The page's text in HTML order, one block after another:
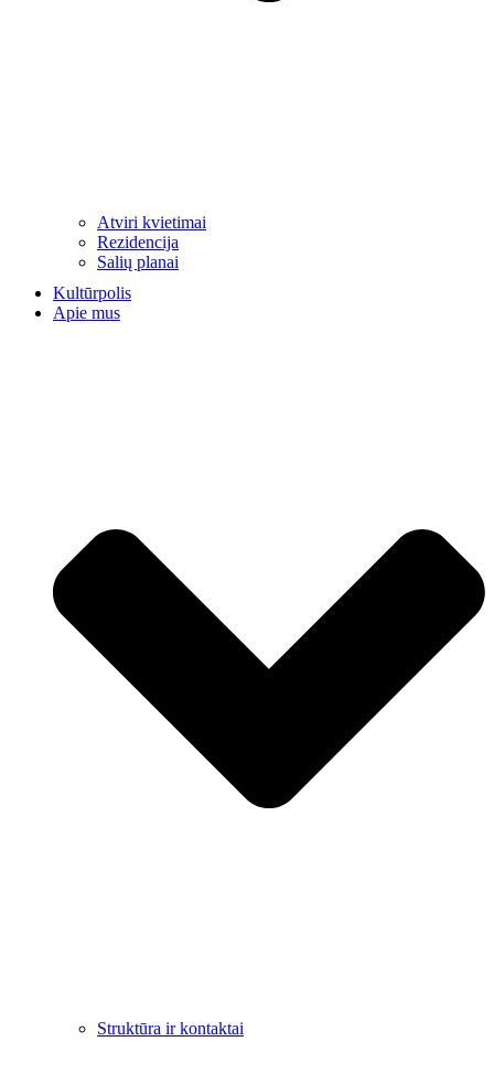
Atviri kvietimai
Rezidencija
Salių planai
Kultūrpolis
Apie mus
Struktūra ir kontaktai